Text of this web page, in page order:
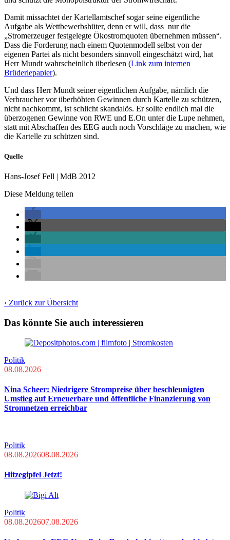
Damit missachtet der Kartellamtschef sogar seine eigentliche
Aufgabe als Wettbewerbshüter, denn er will, dass nur die
„Stromerzeuger festgelegte Ökostromquoten übernehmen müssen“.
Dass die Forderung nach einem Quotenmodell selbst von der
eigenen Partei als nicht besonders sinnvoll eingeschätzt wird, hat
Herr Mundt wahrscheinlich überlesen (Link zum internen
Brüderlepapier).
Und dass Herr Mundt seiner eigentlichen Aufgabe, nämlich die
Verbraucher vor überhöhten Gewinnen durch Kartelle zu schützen,
nicht nachkommt, ist schlicht skandalös. Er sollte endlich mal die
überzogenen Gewinne von RWE und E.On unter die Lupe nehmen,
statt mit Abschaffen des EEG auch noch Vorschläge zu machen, wie
die Kartelle zu schützen sind.
Quelle
Hans-Josef Fell | MdB 2012
Diese Meldung teilen
‹ Zurück zur Übersicht
Das könnte Sie auch interessieren
Politik
08.08.2026
Nina Scheer: Niedrigere Strompreise über beschleunigten
Umstieg auf Erneuerbare und öffentliche Finanzierung von
Stromnetzen erreichbar
Politik
08.08.202608.08.2026
Hitzegipfel Jetzt!
Politik
08.08.202607.08.2026